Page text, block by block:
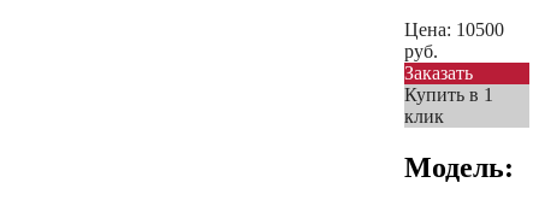
Цена: 10500
руб.
Заказать
Купить в 1
клик
Модель: